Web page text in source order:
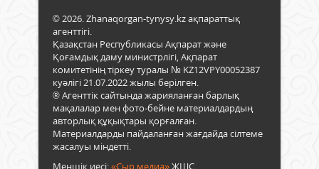
© 2026. Zhanaqorgan-tynysy.kz ақпараттық
агенттігі.
Қазақстан Республикасы Ақпарат және
Қоғамдық даму министрлігі, Ақпарат
комитетінің тіркеу туралы № KZ12VPY00052387
куәлігі 21.07.2022 жылы берілген.
® Агенттік сайтында жарияланған барлық
мақалалар мен фото-бейне материалдардың
авторлық құқықтары қорғалған.
Материалдарды пайдаланған жағдайда сілтеме
жасалуы міндетті.
Меншік иесі:«Сыр медиа»ЖШС.